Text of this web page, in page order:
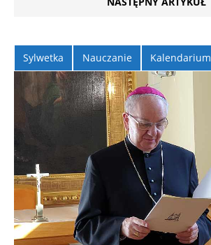
Sylwetka Nauczanie Kalendarium